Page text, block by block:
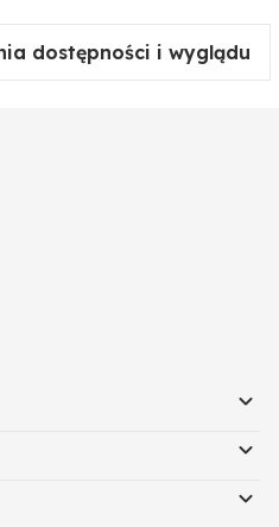
II dostępności i wyglądu